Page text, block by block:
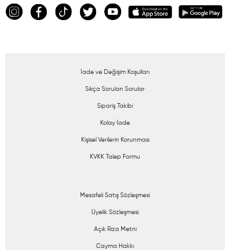
İade ve Değişim Koşulları
Sıkça Sorulan Sorular
Sipariş Takibi
Kolay İade
Kişisel Verilerin Korunması
KVKK Talep Formu
Mesafeli Satış Sözleşmesi
Üyelik Sözleşmesi
Açık Rıza Metni
Cayma Hakkı